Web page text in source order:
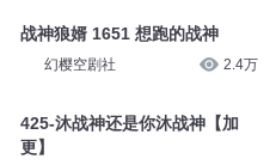
战神狼婿 1651 想跑的战神
幻樱空剧社 2.4万
425-沐战神还是你沐战神【加
更】